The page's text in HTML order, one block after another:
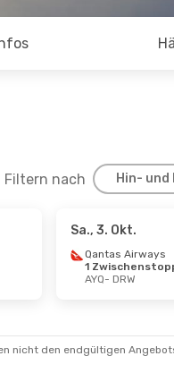
Filtern nach Hin- und
Sa., 3. Okt.
Qantas Airways
1
AYQ- DRW
nicht den endgültigen